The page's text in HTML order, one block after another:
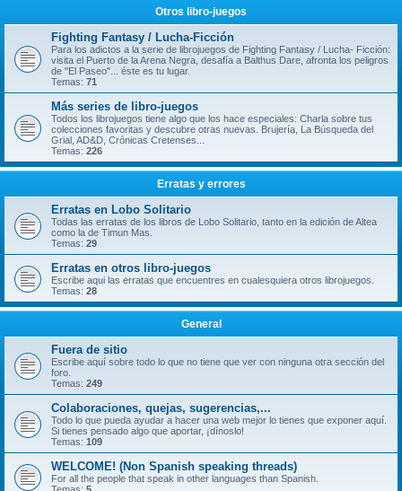
Otros libro-juegos
Fighting Fantasy / Lucha-Ficción
Para los adictos a la serie de librojuegos de Fighting Fantasy / Lucha- Ficción:
visita el Puerto de la Arena Negra, desafía a Balthus Dare, afronta los peligros
de "El Paseo"... éste es tu lugar.
Temas: 71
Más series de libro-juegos
Todos los librojuegos tiene algo que los hace especiales: Charla sobre tus
colecciones favoritas y descubre otras nuevas. Brujería, La Búsqueda del
Grial, AD&D, Crónicas Cretenses...
Temas: 226
Erratas y errores
Erratas en Lobo Solitario
Todas las erratas de los libros de Lobo Solitario, tanto en la edición de Altea
como la de Timun Mas.
Temas: 29
Erratas en otros libro-juegos
Escribe aqui las erratas que encuentres en cualesquiera otros librojuegos.
Temas: 28
General
Fuera de sitio
Escribe aquí sobre todo lo que no tiene que ver con ninguna otra sección del
foro.
Temas: 249
Colaboraciones, quejas, sugerencias,...
Todo lo que pueda ayudar a hacer una web mejor lo tienes que exponer aquí.
Si tienes pensado algo que aportar, ¡dínoslo!
Temas: 109
WELCOME! (Non Spanish speaking threads)
For all the people that speak in other languages than Spanish.